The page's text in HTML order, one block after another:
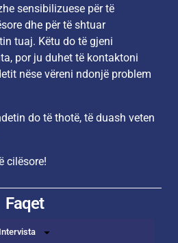
sensibilizuese për të
dhe për të shtuar
tuaj. Këtu do të gjeni
por ju duhet të kontaktoni
nëse vëreni ndonjë problem
do të thotë, të duash veten
cilësore!
Faqet
Intervista